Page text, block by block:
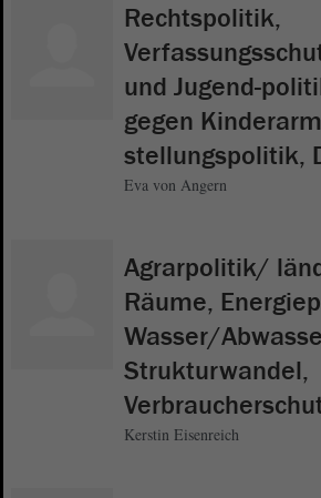
Rechtspolitik,
und Jugend-
gegen
stellungspolitik,
Eva von Angern
Agrarpolitik/
Räume,
Wasser/
Strukturwandel,
Kerstin Eisenreich